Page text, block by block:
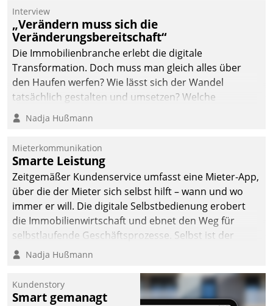
integrieren.
Interview
„Verändern muss sich die
Veränderungsbereitschaft“
Die Immobilienbranche erlebt die digitale
Transformation. Doch muss man gleich alles über
den Haufen werfen? Wie lässt sich der Wandel
tatsächlich gestalten und umsetzen? Welche
Argumente zählen wirklich?
Nadja Hußmann
Mieterkommunikation
Smarte Leistung
Zeitgemäßer Kundenservice umfasst eine Mieter-App,
über die der Mieter sich selbst hilft – wann und wo
immer er will. Die digitale Selbstbedienung erobert
die Immobilienwirtschaft und ebnet den Weg für
selbstlaufende Geschäftsprozesse. Selbst ist der
Kunde und smart der Serviceanbieter.
Nadja Hußmann
Kundenstory
Smart gemanagt